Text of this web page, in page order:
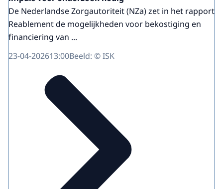
De Nederlandse Zorgautoriteit (NZa) zet in het rapport
Reablement de mogelijkheden voor bekostiging en
financiering van ...
23-04-202613:00Beeld: © ISK